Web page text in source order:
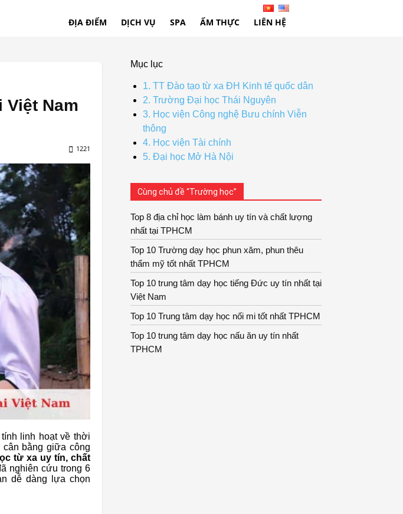
ĐỊA ĐIỂM DỊCH VỤ SPA ẨM THỰC LIÊN HỆ
Nam
1221
linh hoạt về thời
bằng giữa công
từ xa uy tín, chất
nghiên cứu trong 6
dễ dàng lựa chọn
Mục lục
1. TT Đào tạo từ xa ĐH Kinh tế quốc dân
2. Trường Đại học Thái Nguyên
3. Học viện Công nghệ Bưu chính Viễn
thông
4. Học viện Tài chính
5. Đại học Mở Hà Nội
Cùng chủ đề “Trường học”
Top 8 địa chỉ học làm bánh uy tín và chất lượng
nhất tại TPHCM
Top 10 Trường dạy học phun xăm, phun thêu
thẩm mỹ tốt nhất TPHCM
Top 10 trung tâm dạy học tiếng Đức uy tín nhất tại
Việt Nam
Top 10 Trung tâm dạy học nối mi tốt nhất TPHCM
Top 10 trung tâm dạy học nấu ăn uy tín nhất
TPHCM